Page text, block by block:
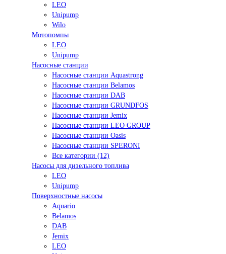
LEO
Unipump
Wilo
Мотопомпы
LEO
Unipump
Насосные станции
Насосные станции Aquastrong
Насосные станции Belamos
Насосные станции DAB
Насосные станции GRUNDFOS
Насосные станции Jemix
Насосные станции LEO GROUP
Насосные станции Oasis
Насосные станции SPERONI
Все категории (12)
Насосы для дизельного топлива
LEO
Unipump
Поверхностные насосы
Aquario
Belamos
DAB
Jemix
LEO